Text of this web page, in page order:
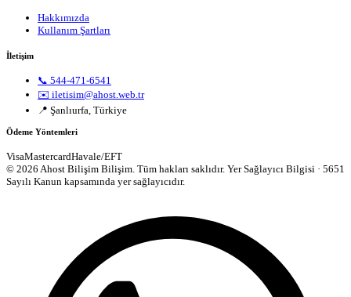
Hakkımızda
Kullanım Şartları
İletişim
📞 544-471-6541
✉️ iletisim@ahost.web.tr
📍 Şanlıurfa, Türkiye
Ödeme Yöntemleri
VisaMastercardHavale/EFT
© 2026 Ahost Bilişim Bilişim. Tüm hakları saklıdır. Yer Sağlayıcı Bilgisi · 5651
Sayılı Kanun kapsamında yer sağlayıcıdır.